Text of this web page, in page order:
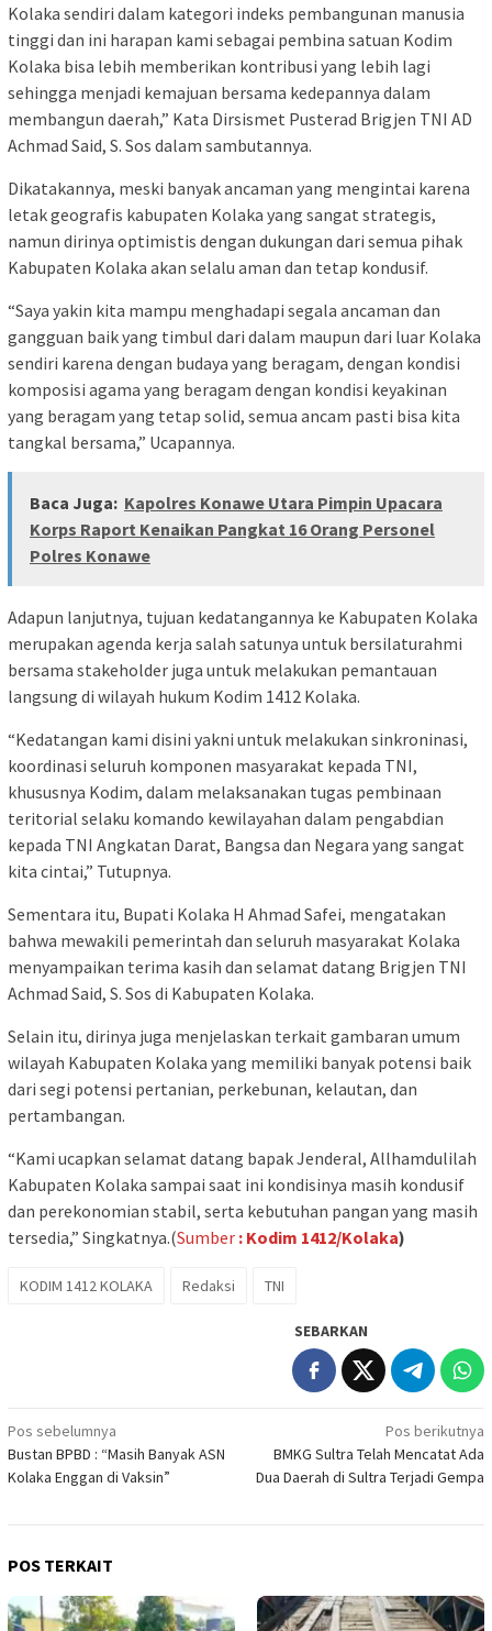
Kolaka sendiri dalam kategori indeks pembangunan manusia
tinggi dan ini harapan kami sebagai pembina satuan Kodim
Kolaka bisa lebih memberikan kontribusi yang lebih lagi
sehingga menjadi kemajuan bersama kedepannya dalam
membangun daerah,” Kata Dirsismet Pusterad Brigjen TNI AD
Achmad Said, S. Sos dalam sambutannya.
Dikatakannya, meski banyak ancaman yang mengintai karena
letak geografis kabupaten Kolaka yang sangat strategis,
namun dirinya optimistis dengan dukungan dari semua pihak
Kabupaten Kolaka akan selalu aman dan tetap kondusif.
“Saya yakin kita mampu menghadapi segala ancaman dan
gangguan baik yang timbul dari dalam maupun dari luar Kolaka
sendiri karena dengan budaya yang beragam, dengan kondisi
komposisi agama yang beragam dengan kondisi keyakinan
yang beragam yang tetap solid, semua ancam pasti bisa kita
tangkal bersama,” Ucapannya.
Baca Juga: Kapolres Konawe Utara Pimpin Upacara
Korps Raport Kenaikan Pangkat 16 Orang Personel
Polres Konawe
Adapun lanjutnya, tujuan kedatangannya ke Kabupaten Kolaka
merupakan agenda kerja salah satunya untuk bersilaturahmi
bersama stakeholder juga untuk melakukan pemantauan
langsung di wilayah hukum Kodim 1412 Kolaka.
“Kedatangan kami disini yakni untuk melakukan sinkroninasi,
koordinasi seluruh komponen masyarakat kepada TNI,
khususnya Kodim, dalam melaksanakan tugas pembinaan
teritorial selaku komando kewilayahan dalam pengabdian
kepada TNI Angkatan Darat, Bangsa dan Negara yang sangat
kita cintai,” Tutupnya.
Sementara itu, Bupati Kolaka H Ahmad Safei, mengatakan
bahwa mewakili pemerintah dan seluruh masyarakat Kolaka
menyampaikan terima kasih dan selamat datang Brigjen TNI
Achmad Said, S. Sos di Kabupaten Kolaka.
Selain itu, dirinya juga menjelaskan terkait gambaran umum
wilayah Kabupaten Kolaka yang memiliki banyak potensi baik
dari segi potensi pertanian, perkebunan, kelautan, dan
pertambangan.
“Kami ucapkan selamat datang bapak Jenderal, Allhamdulilah
Kabupaten Kolaka sampai saat ini kondisinya masih kondusif
dan perekonomian stabil, serta kebutuhan pangan yang masih
tersedia,” Singkatnya.(Sumber : Kodim 1412/Kolaka)
KODIM 1412 KOLAKA Redaksi TNI
SEBARKAN
Navigasi
pos
Pos sebelumnya
Bustan BPBD : “Masih Banyak ASN
Kolaka Enggan di Vaksin”
Pos berikutnya
BMKG Sultra Telah Mencatat Ada
Dua Daerah di Sultra Terjadi Gempa
POS TERKAIT